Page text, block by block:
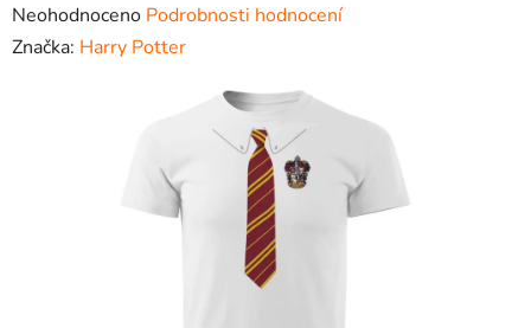
Průměrné
hodnocení
Neohodnoceno Podrobnosti hodnocení
Značka: Harry Potter